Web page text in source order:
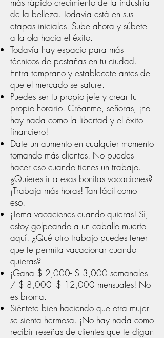
de la belleza. Todavía está en sus
etapas iniciales. Sube ahora y súbete
a la ola hacia el éxito.
Todavía hay espacio para más
técnicos de pestañas en tu ciudad.
Entra temprano y establecete antes de
que el mercado se sature.
Puedes ser tu propio jefe y crear tu
propio horario. Créanme, señoras, ¡no
hay nada como la libertad y el éxito
financiero!
Date un aumento en cualquier momento
tomando más clientes. No puedes
hacer eso cuando tienes un trabajo.
¿Quieres ir a esas bonitas vacaciones?
¡Trabaja más horas! Tan fácil como
eso.
¡Toma vacaciones cuando quieras! Sí,
estoy golpeando a un caballo muerto
aquí. ¿Qué otro trabajo puedes tener
que te permita vacacionar cuando
quieras?
¡Gana $ 2,000- $ 3,000 semanales
/ $ 8,000- $ 12,000 mensuales! No
es broma.
Siéntete bien haciendo que otra mujer
se sienta hermosa. ¡No hay nada como
recibir reseñas de clientes que te digan